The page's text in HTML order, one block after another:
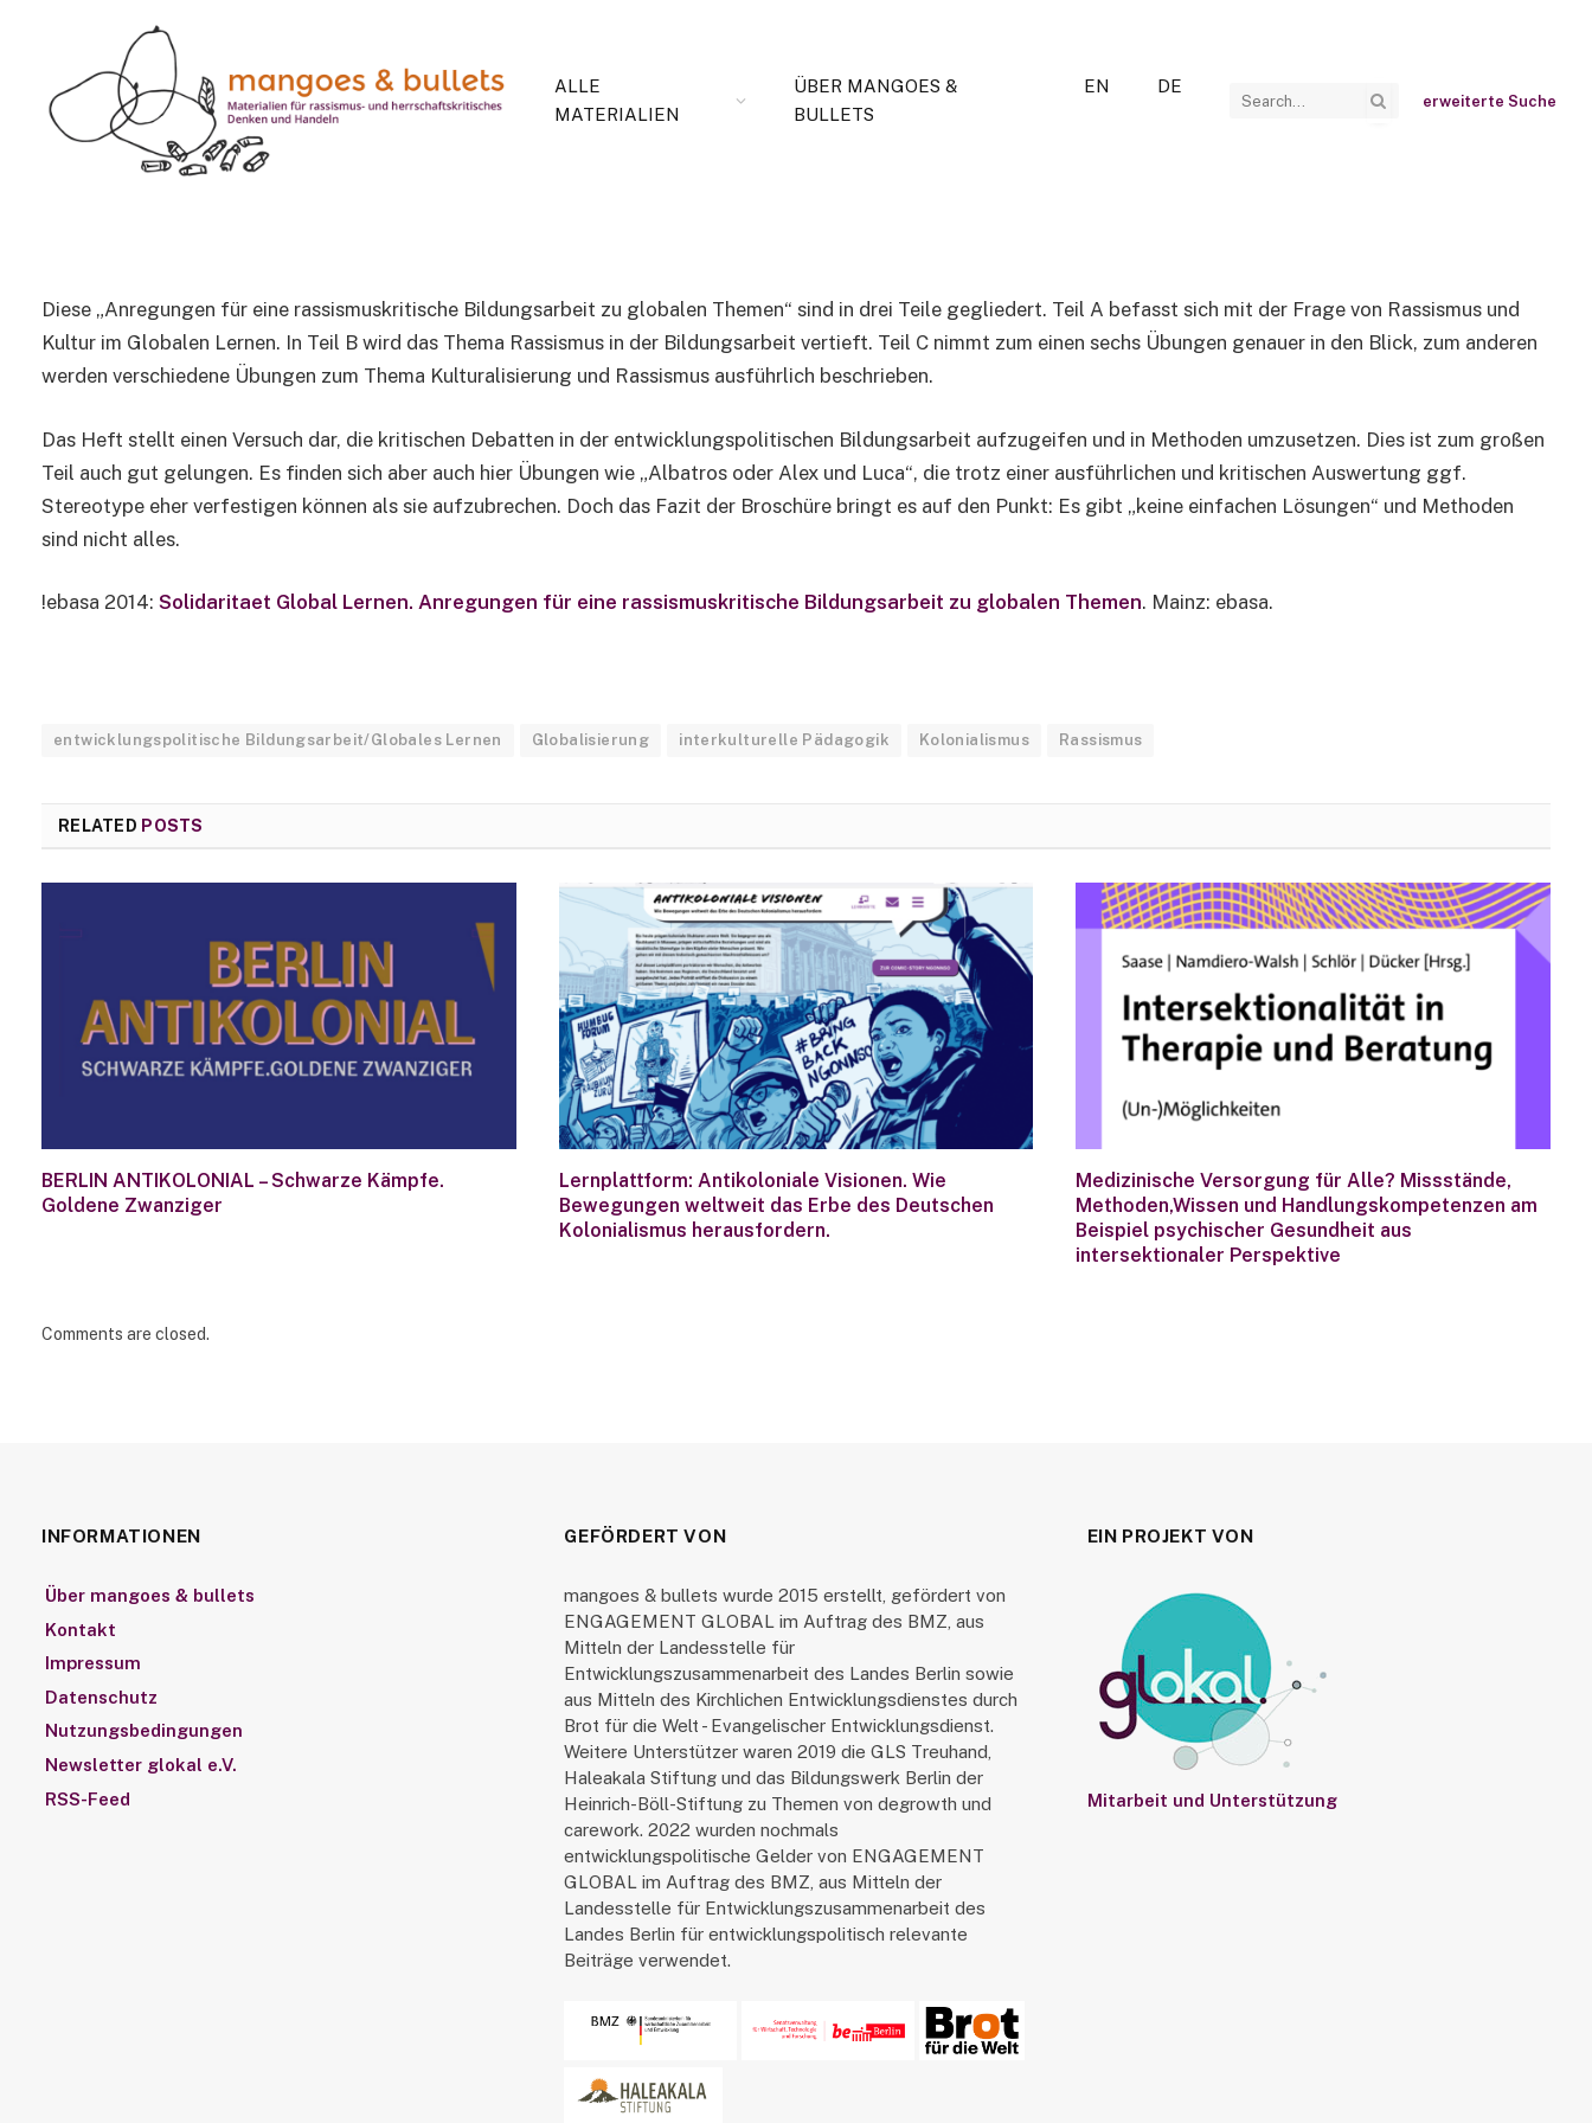
ALLE
MATERIALIEN
ÜBER MANGOES &
BULLETS
EN DE
erweiterte Suche
METHODEN
Solidarität Global Lernen
Diese „Anregungen für eine rassismuskritische Bildungsarbeit zu globalen Themen“ sind in drei Teile gegliedert. Teil A befasst sich mit der Frage von Rassismus und
Kultur im Globalen Lernen. In Teil B wird das Thema Rassismus in der Bildungsarbeit vertieft. Teil C nimmt zum einen sechs Übungen genauer in den Blick, zum anderen
werden verschiedene Übungen zum Thema Kulturalisierung und Rassismus ausführlich beschrieben.
Das Heft stellt einen Versuch dar, die kritischen Debatten in der entwicklungspolitischen Bildungsarbeit aufzugeifen und in Methoden umzusetzen. Dies ist zum großen
Teil auch gut gelungen. Es finden sich aber auch hier Übungen wie „Albatros oder Alex und Luca“, die trotz einer ausführlichen und kritischen Auswertung ggf.
Stereotype eher verfestigen können als sie aufzubrechen. Doch das Fazit der Broschüre bringt es auf den Punkt: Es gibt „keine einfachen Lösungen“ und Methoden
sind nicht alles.
!ebasa 2014: Solidaritaet Global Lernen. Anregungen für eine rassismuskritische Bildungsarbeit zu globalen Themen. Mainz: ebasa.
entwicklungspolitische Bildungsarbeit/Globales Lernen Globalisierung interkulturelle Pädagogik Kolonialismus Rassismus
RELATED POSTS
BERLIN ANTIKOLONIAL – Schwarze Kämpfe.
Goldene Zwanziger
Lernplattform: Antikoloniale Visionen. Wie
Bewegungen weltweit das Erbe des Deutschen
Kolonialismus herausfordern.
Medizinische Versorgung für Alle? Missstände,
Methoden,Wissen und Handlungskompetenzen am
Beispiel psychischer Gesundheit aus
intersektionaler Perspektive
Comments are closed.
INFORMATIONEN
Über mangoes & bullets
Kontakt
Impressum
Datenschutz
Nutzungsbedingungen
Newsletter glokal e.V.
RSS-Feed
GEFÖRDERT VON
mangoes & bullets wurde 2015 erstellt, gefördert von
ENGAGEMENT GLOBAL im Auftrag des BMZ, aus
Mitteln der Landesstelle für
Entwicklungszusammenarbeit des Landes Berlin sowie
aus Mitteln des Kirchlichen Entwicklungsdienstes durch
Brot für die Welt - Evangelischer Entwicklungsdienst.
Weitere Unterstützer waren 2019 die GLS Treuhand,
Haleakala Stiftung und das Bildungswerk Berlin der
Heinrich-Böll-Stiftung zu Themen von degrowth und
carework. 2022 wurden nochmals
entwicklungspolitische Gelder von ENGAGEMENT
GLOBAL im Auftrag des BMZ, aus Mitteln der
Landesstelle für Entwicklungszusammenarbeit des
Landes Berlin für entwicklungspolitisch relevante
Beiträge verwendet.
EIN PROJEKT VON
Mitarbeit und Unterstützung